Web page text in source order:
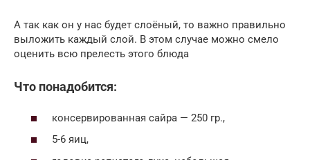
А так как он у нас будет слоёный, то важно правильно
выложить каждый слой. В этом случае можно смело
оценить всю прелесть этого блюда
Что понадобится:
консервированная сайра — 250 гр.,
5-6 яиц,